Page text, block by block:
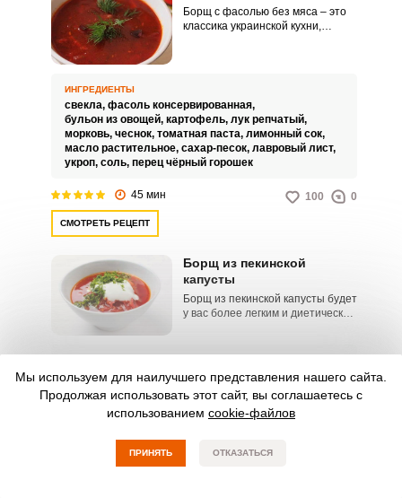
Борщ с фасолью без мяса – это
классика украинской кухни,
теплом и уютом, а богатство
витаминов сделает этот борщ
полезным для здоровья.
ИНГРЕДИЕНТЫ
свекла, фасоль консервированная,
бульон из овощей, картофель, лук репчатый,
морковь, чеснок, томатная паста, лимонный сок,
масло растительное, сахар-песок, лавровый лист,
укроп, соль, перец чёрный горошек
45 мин 100 0
СМОТРЕТЬ РЕЦЕПТ
Борщ из пекинской
капусты
Борщ из пекинской капусты будет
у вас более легким и диетическим
этом рецепте вкус борща
и сладким перцем, а сытность
можно дополнить
консервированной фасолью.
куриное филе,картофель, капуста пекинская,
свекла, морковь,фасоль,лук репчатый,
болгарский перец сладкий,
помидоры свежие,
лавровый лист,перец черный молотый,
Мы используем для наилучшего представления нашего сайта.
Продолжая использовать этот сайт, вы соглашаетесь с
использованием cookie-файлов
ПРИНЯТЬ ОТКАЗАТЬСЯ